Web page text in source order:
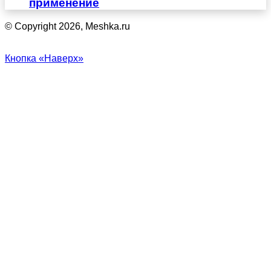
применение
© Copyright 2026, Meshka.ru
Кнопка «Наверх»